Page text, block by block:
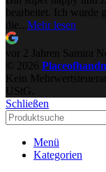
bearbeitet. Ich wurde
die... Mehr lesen
vor 2 Jahren Samira
© 2026
Kein
UStG.
Schließen
Menü
Kategorien